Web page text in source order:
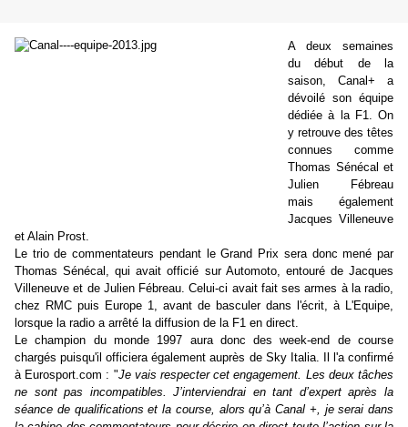
A deux semaines
du début de la
saison, Canal+ a
dévoilé son équipe
dédiée à la F1. On
y retrouve des têtes
connues comme
Thomas Sénécal et
Julien Fébreau
mais également
Jacques Villeneuve
et Alain Prost.
Le trio de commentateurs pendant le Grand Prix sera donc mené par
Thomas Sénécal, qui avait officié sur Automoto, entouré de Jacques
Villeneuve et de Julien Fébreau. Celui-ci avait fait ses armes à la radio,
chez RMC puis Europe 1, avant de basculer dans l'écrit, à L'Equipe,
lorsque la radio a arrêté la diffusion de la F1 en direct.
Le champion du monde 1997 aura donc des week-end de course
chargés puisqu'il officiera également auprès de Sky Italia. Il l'a confirmé
à Eurosport.com : "Je vais respecter cet engagement. Les deux tâches
ne sont pas incompatibles. J’interviendrai en tant d’expert après la
séance de qualifications et la course, alors qu’à Canal +, je serai dans